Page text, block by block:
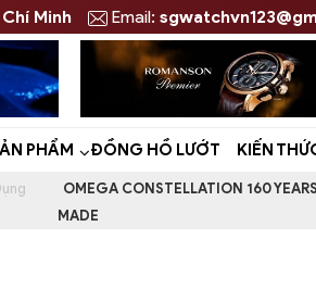
Minh Email:
PHẨM ĐỒNG HỒ LƯỚT KIẾN
OMEGA CONSTELLATION 160
MADE